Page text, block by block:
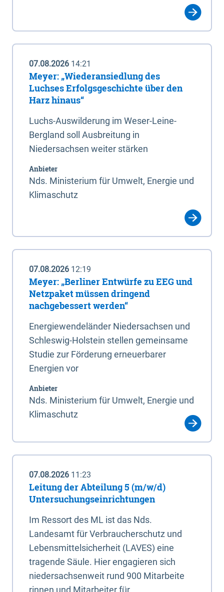
07.08.2026 14:21
Meyer: „Wiederansiedlung des
Luchses Erfolgsgeschichte über den
Harz hinaus“
Luchs-Auswilderung im Weser-Leine-
Bergland soll Ausbreitung in
Niedersachsen weiter stärken
Anbieter
Nds. Ministerium für Umwelt, Energie und
Klimaschutz
07.08.2026 12:19
Meyer: „Berliner Entwürfe zu EEG und
Netzpaket müssen dringend
nachgebessert werden“
Energiewendeländer Niedersachsen und
Schleswig-Holstein stellen gemeinsame
Studie zur Förderung erneuerbarer
Energien vor
Anbieter
Nds. Ministerium für Umwelt, Energie und
Klimaschutz
07.08.2026 11:23
Leitung der Abteilung 5 (m/w/d)
Untersuchungseinrichtungen
Im Ressort des ML ist das Nds.
Landesamt für Verbraucherschutz und
Lebensmittelsicherheit (LAVES) eine
tragende Säule. Hier engagieren sich
niedersachsenweit rund 900 Mitarbeite